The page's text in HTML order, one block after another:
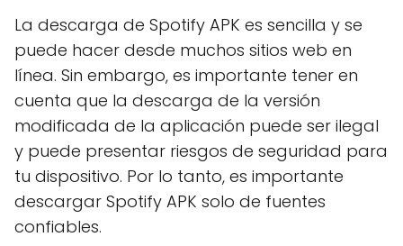
La descarga de Spotify APK es sencilla y se
puede hacer desde muchos sitios web en
línea. Sin embargo, es importante tener en
cuenta que la descarga de la versión
modificada de la aplicación puede ser ilegal
y puede presentar riesgos de seguridad para
tu dispositivo. Por lo tanto, es importante
descargar Spotify APK solo de fuentes
confiables.